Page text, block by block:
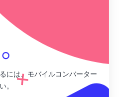
には、モバイルコンバーター
。